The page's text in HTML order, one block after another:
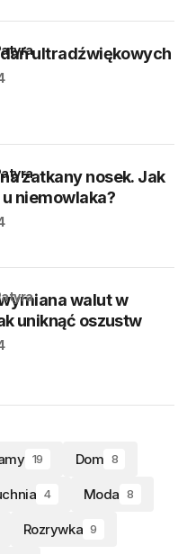
ultradźwiękowych
zatkany nosek. Jak
niemowlaka?
walut w
uniknąć oszustw
19 Dom 8
4 Moda 8
Rozrywka 9